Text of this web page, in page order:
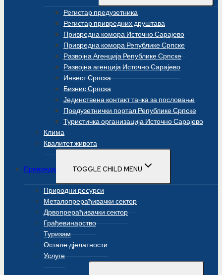
Регистар предузетника
Регистар привредних друштава
Привредна комора Источно Сарајево
Привредна комора Републике Српске
Развојна Агенција Републике Српске
Развојна агенција Источно Сарајево
Инвест Српска
Бизнис Српска
Јединствена контакт тачка за пословање
Предузетнички портал Републике Српске
Туристичка организација Источно Сарајево
Клима
Квалитет живота
Привреда TOGGLE CHILD MENU
Природни ресурси
Металопрерађивачки сектор
Дрвопрерађивачки сектор
Грађевинарство
Туризам
Остале дјелатности
Услуге